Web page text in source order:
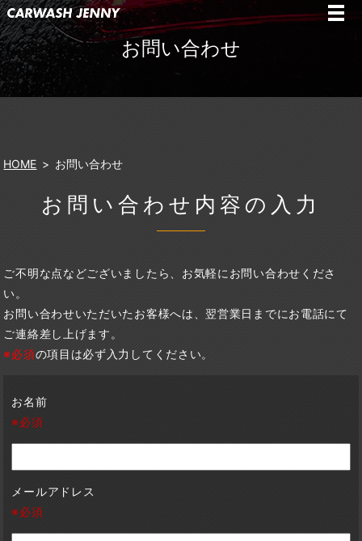
お問い合わせ
HOME お問い合わせ
お問い合わせ内容の入力
ご不明な点などございましたら、お気軽にお問い合わせくださ
い。
お問い合わせいただいたお客様へは、翌営業日までにお電話にて
ご連絡差し上げます。
※必須の項目は必ず入力してください。
お名前
※必須
メールアドレス
※必須